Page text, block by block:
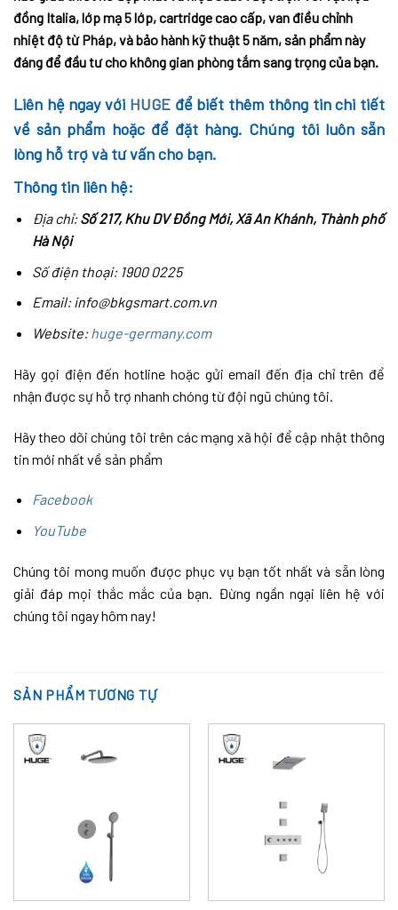
đồng Italia, lớp mạ 5 lớp, cartridge cao cấp, van điều chỉnh
nhiệt độ từ Pháp, và bảo hành kỹ thuật 5 năm, sản phẩm này
đáng để đầu tư cho không gian phòng tắm sang trọng của bạn.
Liên hệ ngay với HUGEđể biết thêm thông tin chi tiết
về sản phẩm hoặc để đặt hàng. Chúng tôi luôn sẵn
lòng hỗ trợ và tư vấn cho bạn.
Thông tin liên hệ:
Địa chỉ:Số 217, Khu DV Đồng Mới, Xã An Khánh, Thành phố
Hà Nội
Số điện thoại: 1900 0225
Email: info@bkgsmart.com.vn
Website:huge-germany.com
Hãy gọi điện đến hotline hoặc gửi email đến địa chỉ trên để
nhận được sự hỗ trợ nhanh chóng từ đội ngũ chúng tôi.
Hãy theo dõi chúng tôi trên các mạng xã hội để cập nhật thông
tin mới nhất về sản phẩm
Facebook
YouTube
Chúng tôi mong muốn được phục vụ bạn tốt nhất và sẵn lòng
giải đáp mọi thắc mắc của bạn. Đừng ngần ngại liên hệ với
chúng tôi ngay hôm nay!
SẢN PHẨM TƯƠNG TỰ